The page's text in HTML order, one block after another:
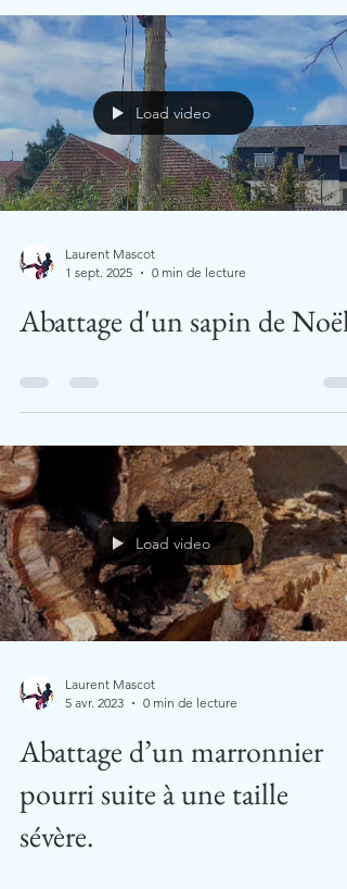
Load video
Laurent Mascot
1 sept. 2025
0 min de lecture
Abattage d'un sapin de Noël
Load video
Laurent Mascot
5 avr. 2023
0 min de lecture
Abattage d’un marronnier
pourri suite à une taille
sévère.